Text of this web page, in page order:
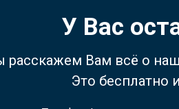
У Вас
расскажем Вам всё о
Это бесплатно